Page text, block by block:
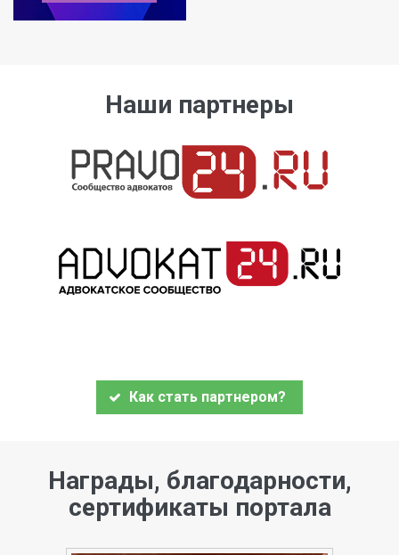
Наши партнеры
Как стать партнером?
Награды, благодарности,
сертификаты портала